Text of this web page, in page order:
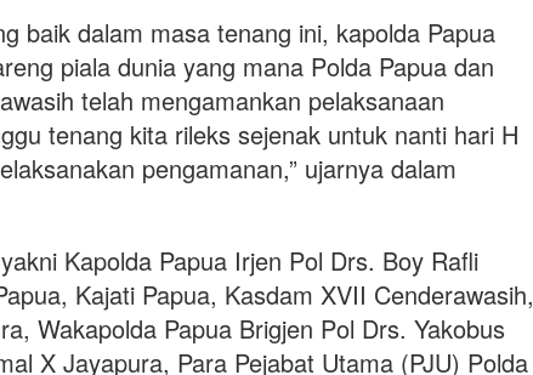
baik dalam masa tenang ini, kapolda Papua
piala dunia yang mana Polda Papua dan
telah mengamankan pelaksanaan
tenang kita rileks sejenak untuk nanti hari H
pengamanan,” ujarnya dalam
Kapolda Papua Irjen Pol Drs. Boy Rafli
Kajati Papua, Kasdam XVII Cenderawasih,
Wakapolda Papua Brigjen Pol Drs. Yakobus
X Jayapura, Para Pejabat Utama (PJU) Polda